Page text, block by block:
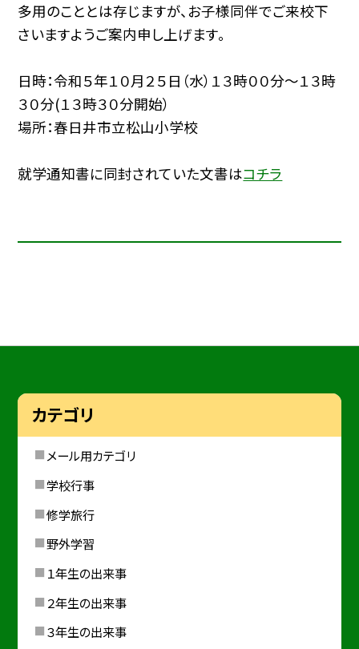
多用のこととは存じますが、お子様同伴でご来校下
さいますようご案内申し上げます。
日時：令和５年１０月２５日（水）１３時００分〜１３時
３０分(１３時３０分開始）
場所：春日井市立松山小学校
就学通知書に同封されていた文書はコチラ
カテゴリ
メール用カテゴリ
学校行事
修学旅行
野外学習
１年生の出来事
２年生の出来事
３年生の出来事